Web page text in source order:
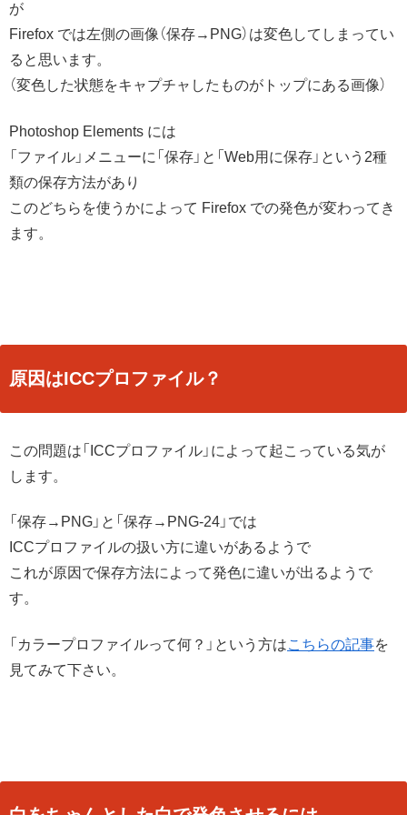
が
Firefox では左側の画像（保存→PNG）は変色してしまってい
ると思います。
（変色した状態をキャプチャしたものがトップにある画像）
Photoshop Elements には
「ファイル」メニューに「保存」と「Web用に保存」という2種
類の保存方法があり
このどちらを使うかによって Firefox での発色が変わってき
ます。
原因はICCプロファイル？
この問題は「ICCプロファイル」によって起こっている気が
します。
「保存→PNG」と「保存→PNG-24」では
ICCプロファイルの扱い方に違いがあるようで
これが原因で保存方法によって発色に違いが出るようで
す。
「カラープロファイルって何？」という方はこちらの記事を
見てみて下さい。